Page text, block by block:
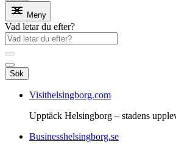
Meny
Vad letar du efter?
Sök
Visithelsingborg.com
Upptäck Helsingborg – stadens
Businesshelsingborg.se